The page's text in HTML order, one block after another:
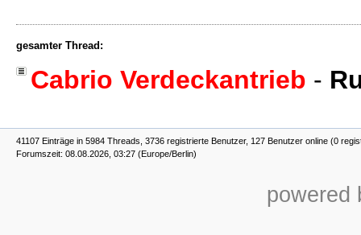
gesamter Thread:
Cabrio Verdeckantrieb -
41107 Einträge in 5984 Threads, 3736 registrierte Benutzer, 127 Benutzer online (0
Forumszeit: 08.08.2026, 03:27 (Europe/Berlin)
powered